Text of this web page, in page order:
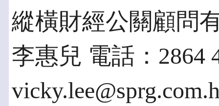
縱橫財經公關顧問
李惠兒 電話：2864